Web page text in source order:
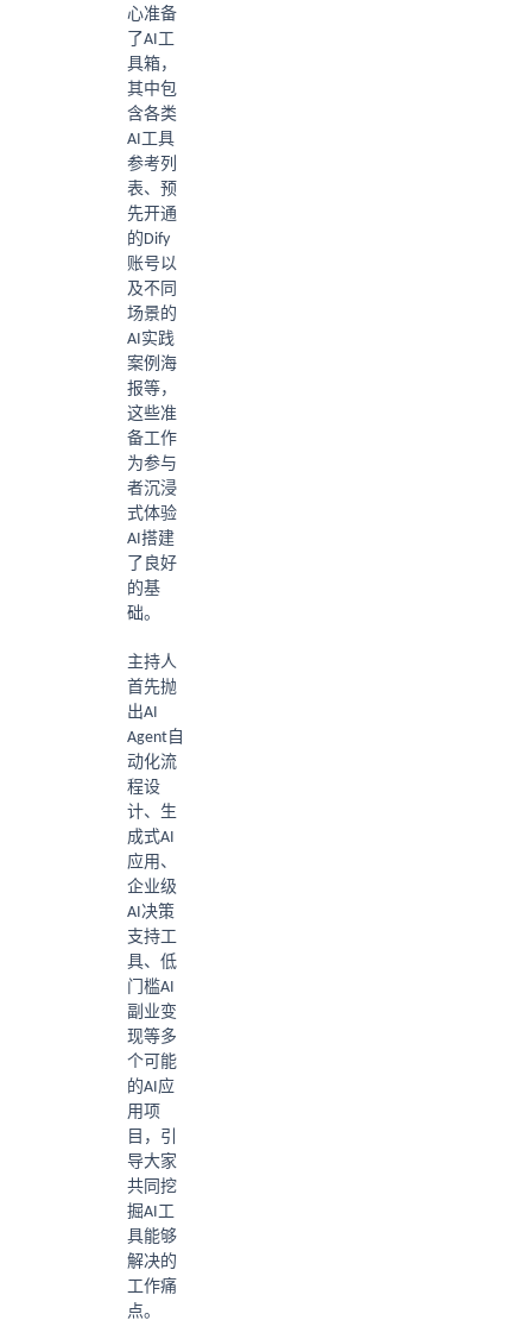
心准备
了AI工
具箱，
其中包
含各类
AI工具
参考列
表、预
先开通
的Dify
账号以
及不同
场景的
AI实践
案例海
报等，
这些准
备工作
为参与
者沉浸
式体验
AI搭建
了良好
的基
础。
主持人
首先抛
出AI
Agent自
动化流
程设
计、生
成式AI
应用、
企业级
AI决策
支持工
具、低
门槛AI
副业变
现等多
个可能
的AI应
用项
目，引
导大家
共同挖
掘AI工
具能够
解决的
工作痛
点。